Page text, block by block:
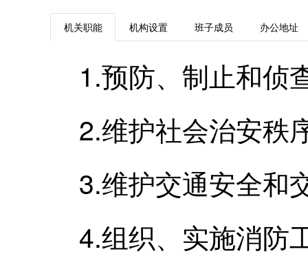
机关职能 机构设置 班子成员 办公地址
1.预防、制止和侦
2.维护社会治安秩
3.维护交通安全和
4.组织、实施消防